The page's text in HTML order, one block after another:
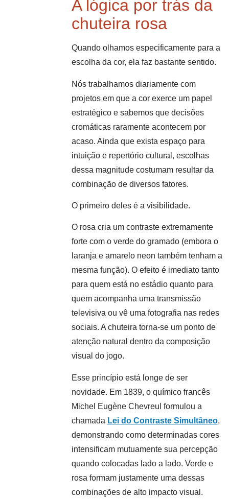
A lógica por trás da
chuteira rosa
Quando olhamos especificamente para a
escolha da cor, ela faz bastante sentido.
Nós trabalhamos diariamente com
projetos em que a cor exerce um papel
estratégico e sabemos que decisões
cromáticas raramente acontecem por
acaso. Ainda que exista espaço para
intuição e repertório cultural, escolhas
dessa magnitude costumam resultar da
combinação de diversos fatores.
O primeiro deles é a visibilidade.
O rosa cria um contraste extremamente
forte com o verde do gramado (embora o
laranja e amarelo neon também tenham a
mesma função). O efeito é imediato tanto
para quem está no estádio quanto para
quem acompanha uma transmissão
televisiva ou vê uma fotografia nas redes
sociais. A chuteira torna-se um ponto de
atenção natural dentro da composição
visual do jogo.
Esse princípio está longe de ser
novidade. Em 1839, o químico francês
Michel Eugène Chevreul formulou a
chamada Lei do Contraste Simultâneo,
demonstrando como determinadas cores
intensificam mutuamente sua percepção
quando colocadas lado a lado. Verde e
rosa formam justamente uma dessas
combinações de alto impacto visual.